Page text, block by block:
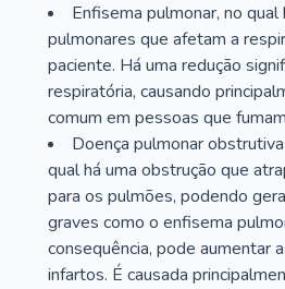
Enfisema pulmonar, no
pulmonares que afetam a
paciente. Há uma redução
respiratória, causando
comum em pessoas que
Doença pulmonar
qual há uma obstrução que
para os pulmões, podendo
graves como o enfisema
consequência, pode aumentar
infartos. É causada